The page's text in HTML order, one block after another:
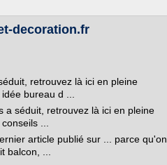
decoration.fr
retrouvez là ici en pleine
bureau d ...
a séduit, retrouvez là ici en pleine
...
article publié sur ... parce qu'on
balcon, ...